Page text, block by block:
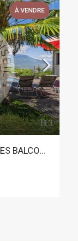
À VENDRE
Maison 6 pièces de 176 m² “LES BALCONS DE BELLEDONNE”